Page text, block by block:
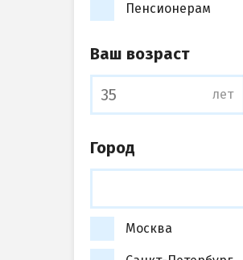
Пенсионерам
Ваш возраст
лет
Город
Москва